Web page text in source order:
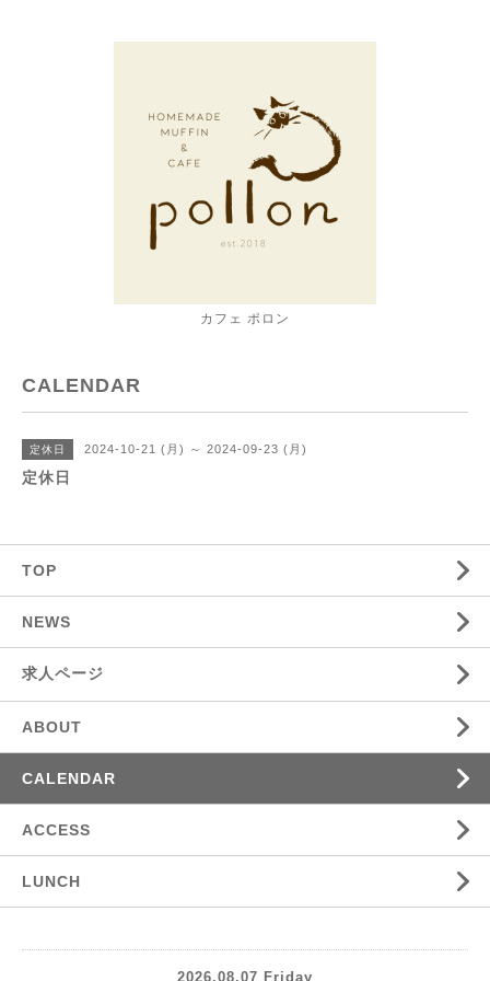
カフェ ポロン
CALENDAR
定休日 2024-10-21 (月) ～ 2024-09-23 (月)
定休日
TOP
NEWS
求人ページ
ABOUT
CALENDAR
ACCESS
LUNCH
2026.08.07 Friday